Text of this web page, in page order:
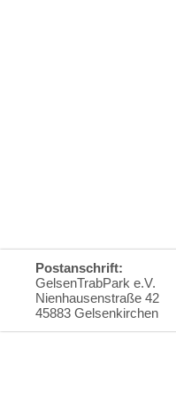
Postanschrift:
GelsenTrabPark e.V.
Nienhausenstraße 42
45883 Gelsenkirchen